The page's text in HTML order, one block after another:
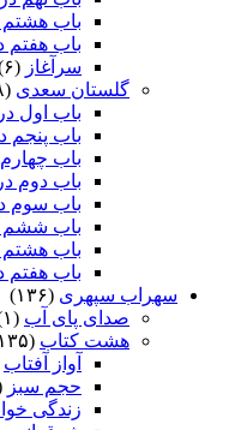
باب
باب هفتم
سرآغاز (۶)
گلستان سعدی (۲۲۸)
باب اول
باب پنجم
باب
باب دوم
باب سوم
باب ششم
باب
باب هفتم
سهراب سپهری (۱۳۶)
صدای پای آب (۱)
هشت کتاب (۱۳۵)
آواز آفتاب
حجم سبز
زندگی